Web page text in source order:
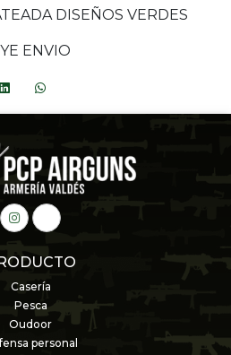
DISEÑOS VERDES
ENVIO
Casería
Pesca
Oudoor
personal